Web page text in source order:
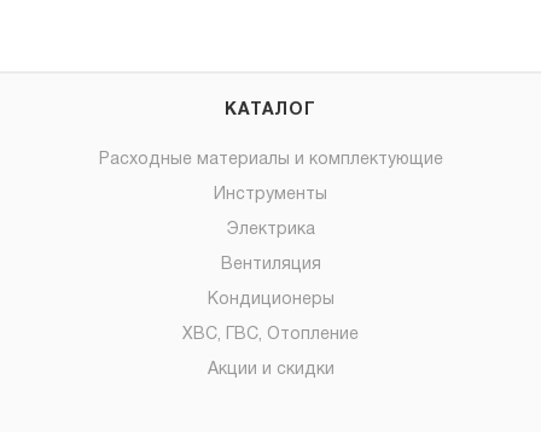
КАТАЛОГ
Расходные материалы и комплектующие
Инструменты
Электрика
Вентиляция
Кондиционеры
ХВС, ГВС, Отопление
Акции и скидки